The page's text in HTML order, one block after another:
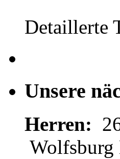
Detaillerte
Unsere
Herren:
Wolfsburg